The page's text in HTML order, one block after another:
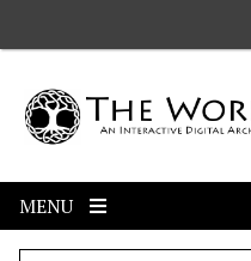
m
MENU